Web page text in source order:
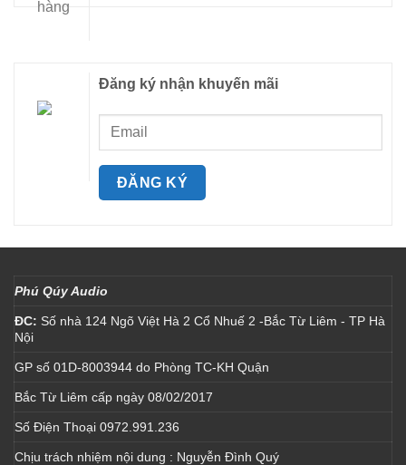
Đăng ký nhận khuyến mãi
Phú Qúy Audio
ĐC: Số nhà 124 Ngõ Việt Hà 2 Cổ Nhuế 2 -Bắc Từ Liêm - TP Hà
Nội
GP số 01D-8003944 do Phòng TC-KH Quận
Bắc Từ Liêm cấp ngày 08/02/2017
Số Điện Thoại 0972.991.236
Chịu trách nhiệm nội dung : Nguyễn Đình Quý